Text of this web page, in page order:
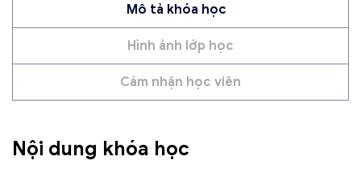
Mô tả khóa học
Hình ảnh lớp học
Cảm nhận học viên
Nội dung khóa học